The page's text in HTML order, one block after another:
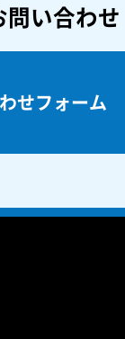
問い合わせ
せフォーム